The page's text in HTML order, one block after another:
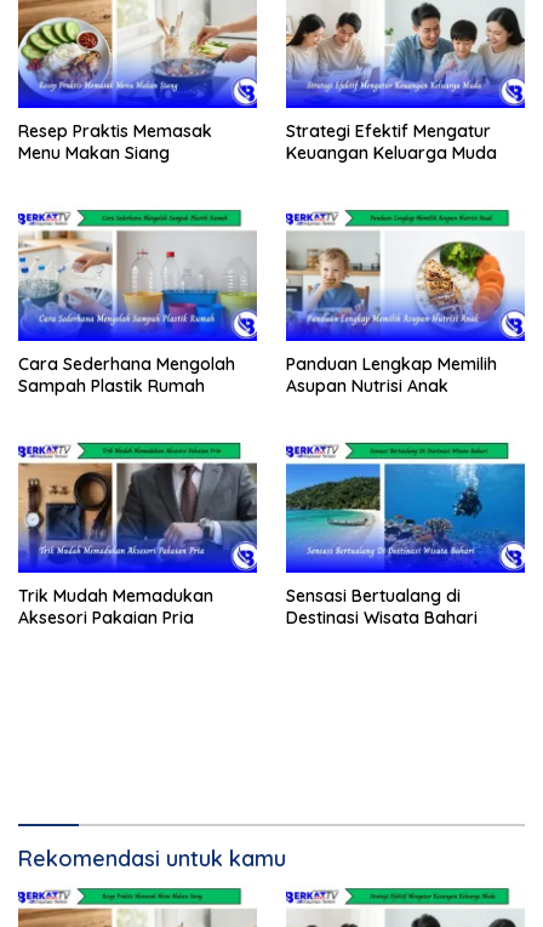
Resep Praktis Memasak
Menu Makan Siang
Strategi Efektif Mengatur
Keuangan Keluarga Muda
Cara Sederhana Mengolah
Sampah Plastik Rumah
Panduan Lengkap Memilih
Asupan Nutrisi Anak
Trik Mudah Memadukan
Aksesori Pakaian Pria
Sensasi Bertualang di
Destinasi Wisata Bahari
Rekomendasi untuk kamu